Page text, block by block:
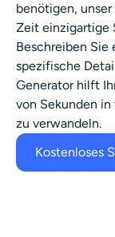
Video-
benötigen,
Zeit einzigartige
Beschreiben Sie
spezifische
Generator hilft
von Sekunden
zu verwandeln.
Kostenloses